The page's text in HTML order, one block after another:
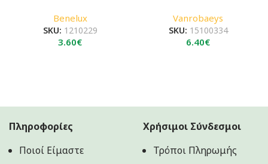
Benelux
SKU: 1210229
3.60€
Vanrobaeys
SKU: 15100334
6.40€
Πληροφορίες
Ποιοί Είμαστε
Χρήσιμοι Σύνδεσμοι
Τρόποι Πληρωμής